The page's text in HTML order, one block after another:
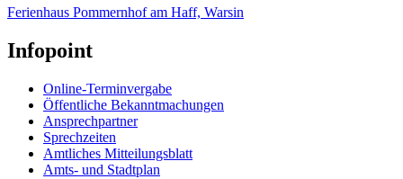
Ferienhaus Pommernhof am Haff, Warsin
Infopoint
Online-Terminvergabe
Öffentliche Bekanntmachungen
Ansprechpartner
Sprechzeiten
Amtliches Mitteilungsblatt
Amts- und Stadtplan